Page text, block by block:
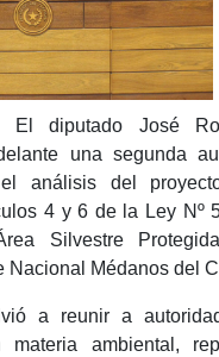
El diputado José
una segunda
análisis del
4 y 6 de la Ley Nº
Silvestre
Médanos del
a reunir a
materia ambiental,